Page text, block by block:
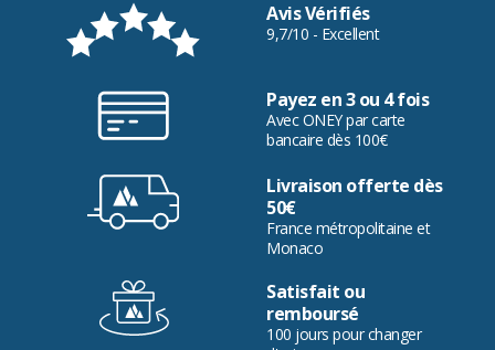
Avis Vérifiés
9,7/10 - Excellent
Payez en 3 ou 4 fois
Avec ONEY par carte
bancaire dès 100€
Livraison offerte dès
50€
France métropolitaine et
Monaco
Satisfait ou
remboursé
100 jours pour changer